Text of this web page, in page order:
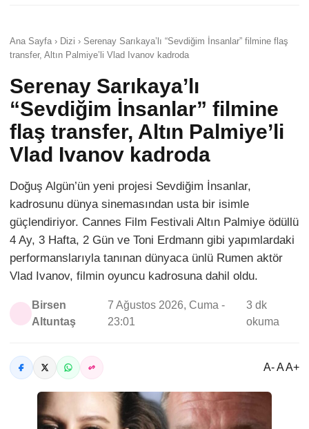
Ana Sayfa › Dizi › Serenay Sarıkaya’lı “Sevdiğim İnsanlar” filmine flaş
transfer, Altın Palmiye’li Vlad Ivanov kadroda
Serenay Sarıkaya’lı
“Sevdiğim İnsanlar” filmine
flaş transfer, Altın Palmiye’li
Vlad Ivanov kadroda
Doğuş Algün’ün yeni projesi Sevdiğim İnsanlar,
kadrosunu dünya sinemasından usta bir isimle
güçlendiriyor. Cannes Film Festivali Altın Palmiye ödüllü
4 Ay, 3 Hafta, 2 Gün ve Toni Erdmann gibi yapımlardaki
performanslarıyla tanınan dünyaca ünlü Rumen aktör
Vlad Ivanov, filmin oyuncu kadrosuna dahil oldu.
Birsen
Altuntaş
7 Ağustos 2026, Cuma -
23:01
3 dk
okuma
A- A A+